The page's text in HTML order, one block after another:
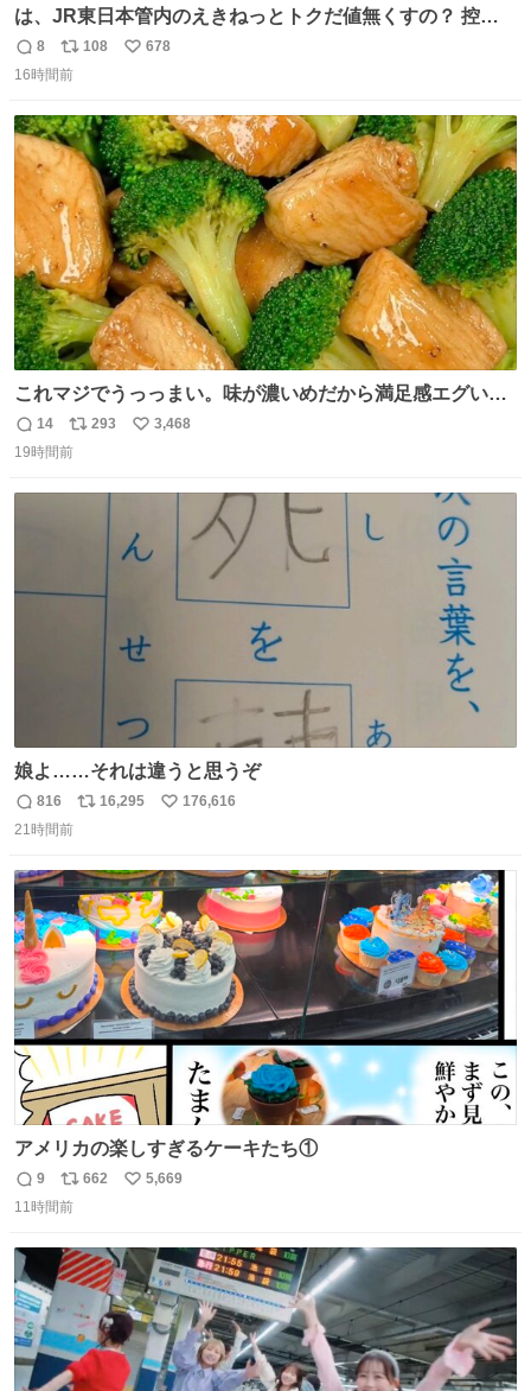
は、JR東日本管内のえきねっとトクだ値無くすの？ 控え
めに言ってクソすぎんか？
返
信
8
リ
ポ
ト
数
108
い
数
678
16時間前
これマジでうっっまい。味が濃いめだから満足感エグいし
1週間で3キロ痩せた😭
返
信
14
リ
ポ
293
い
3,468
19時間前
娘よ……それは違うと思うぞ
返
信
816
リ
ト
数
16,295
い
数
176,616
21時間前
アメリカの楽しすぎるケーキたち①
返
信
9
リ
ポ
ト
数
662
い
数
5,669
11時間前